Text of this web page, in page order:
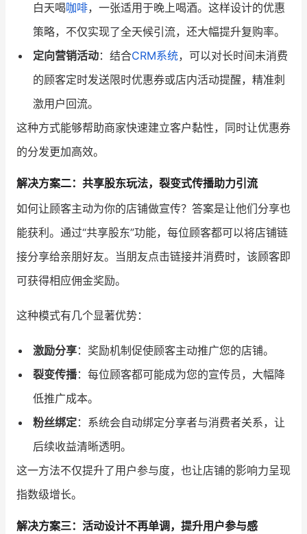
白天喝咖啡，一张适用于晚上喝酒。这样设计的优惠
策略，不仅实现了全天候引流，还大幅提升复购率。
定向营销活动：结合CRM系统，可以对长时间未消费
的顾客定时发送限时优惠券或店内活动提醒，精准刺
激用户回流。
这种方式能够帮助商家快速建立客户黏性，同时让优惠券
的分发更加高效。
解决方案二：共享股东玩法，裂变式传播助力引流
如何让顾客主动为你的店铺做宣传？答案是让他们分享也
能获利。通过“共享股东”功能，每位顾客都可以将店铺链
接分享给亲朋好友。当朋友点击链接并消费时，该顾客即
可获得相应佣金奖励。
这种模式有几个显著优势：
激励分享：奖励机制促使顾客主动推广您的店铺。
裂变传播：每位顾客都可能成为您的宣传员，大幅降
低推广成本。
粉丝绑定：系统会自动绑定分享者与消费者关系，让
后续收益清晰透明。
这一方法不仅提升了用户参与度，也让店铺的影响力呈现
指数级增长。
解决方案三：活动设计不再单调，提升用户参与感